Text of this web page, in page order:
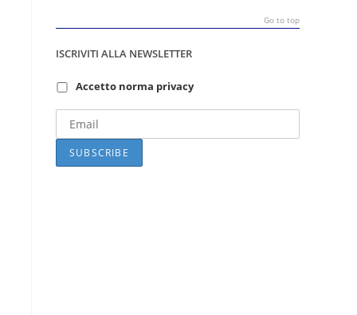
Go to top
ISCRIVITI ALLA NEWSLETTER
Accetto norma privacy